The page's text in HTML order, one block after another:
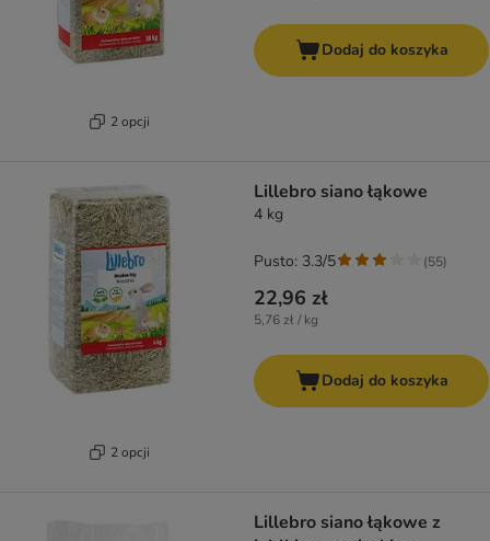
2 opcji
Dodaj do koszyka
2 opcji
Lillebro siano łąkowe
4 kg
22,96 zł
5,76 zł / kg
Pusto: 3.3/5 (55)
Dodaj do koszyka
Lillebro siano łąkowe z